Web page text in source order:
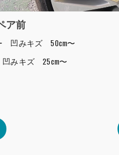
ア前
凹みキズ 50cm〜
みキズ 25cm〜